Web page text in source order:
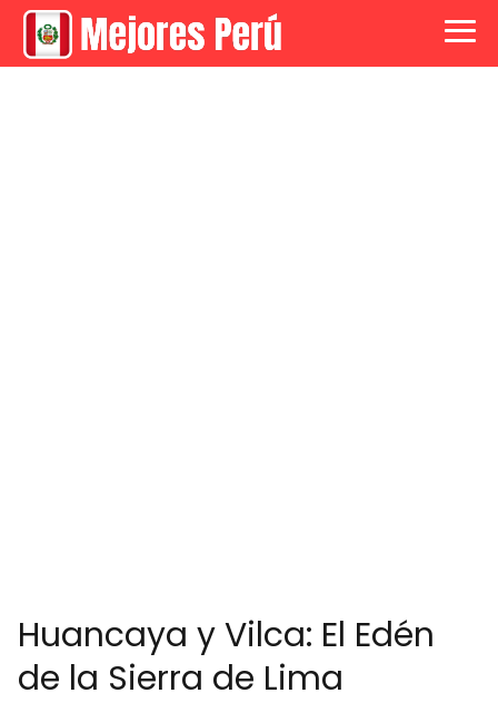
Huancaya y Vilca: El Edén
de la Sierra de Lima